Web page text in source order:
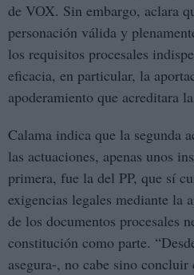
de VOX. Sin embargo, aclara
personación válida y
los requisitos procesales
eficacia, en particular, la
apoderamiento que acreditara
Calama indica que la segunda
las actuaciones, apenas unos
primera, fue la del PP, que sí
exigencias legales mediante la
de los documentos procesales
constitución como parte.
asegura-, no cabe sino